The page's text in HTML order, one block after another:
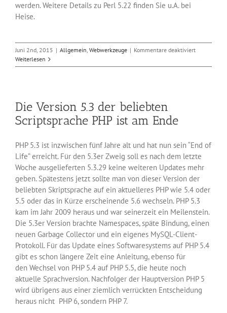
werden. Weitere Details zu Perl 5.22 finden Sie u.A. bei
Heise.
Juni 2nd, 2015 | Allgemein, Webwerkzeuge | Kommentare deaktiviertfür
neue
Weiterlesen
Die Version 5.3 der beliebten
Scriptsprache PHP ist am Ende
PHP 5.3 ist inzwischen fünf Jahre alt und hat nun sein “End of
Life” erreicht. Für den 5.3er Zweig soll es nach dem letzte
Woche ausgelieferten 5.3.29 keine weiteren Updates mehr
geben. Spätestens jetzt sollte man von dieser Version der
beliebten Skriptsprache auf ein aktuelleres PHP wie 5.4 oder
5.5 oder das in Kürze erscheinende 5.6 wechseln. PHP 5.3
kam im Jahr 2009 heraus und war seinerzeit ein Meilenstein.
Die 5.3er Version brachte Namespaces, späte Bindung, einen
neuen Garbage Collector und ein eigenes MySQL-Client-
Protokoll. Für das Update eines Softwaresystems auf PHP 5.4
gibt es schon längere Zeit eine Anleitung, ebenso für
den Wechsel von PHP 5.4 auf PHP 5.5, die heute noch
aktuelle Sprachversion. Nachfolger der Hauptversion PHP 5
wird übrigens aus einer ziemlich verrückten Entscheidung
heraus nicht PHP 6, sondern PHP 7.